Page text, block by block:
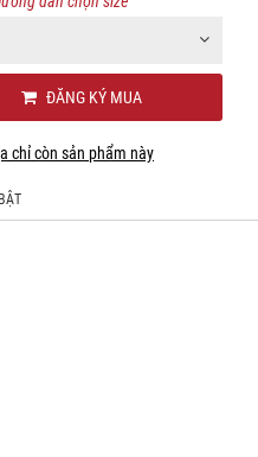
ĐĂNG KÝ MUA
chỉ còn sản phẩm này